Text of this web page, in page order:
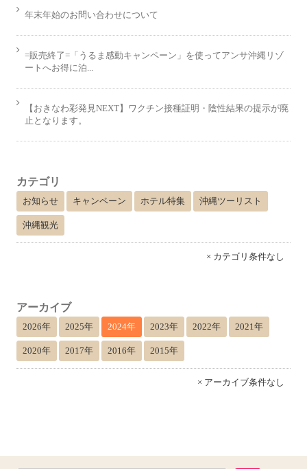
年末年始のお問い合わせについて
=販売終了=「うるま感動キャンペーン」を使ってアンサ沖縄リゾ
ートへお得に泊...
【おきなわ彩発見NEXT】ワクチン接種証明・陰性結果の提示が廃
止となります。
カテゴリ
お知らせ キャンペーン ホテル特集 沖縄ツーリスト
沖縄観光
× カテゴリ条件なし
アーカイブ
2026年 2025年 2024年 2023年 2022年 2021年
2020年 2017年 2016年 2015年
× アーカイブ条件なし